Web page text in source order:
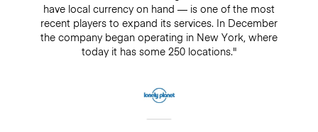
have local currency on hand — is one of the most
recent players to expand its services. In December
the company began operating in New York, where
today it has some 250 locations."